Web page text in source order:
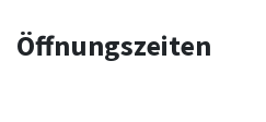
Öffnungszeiten